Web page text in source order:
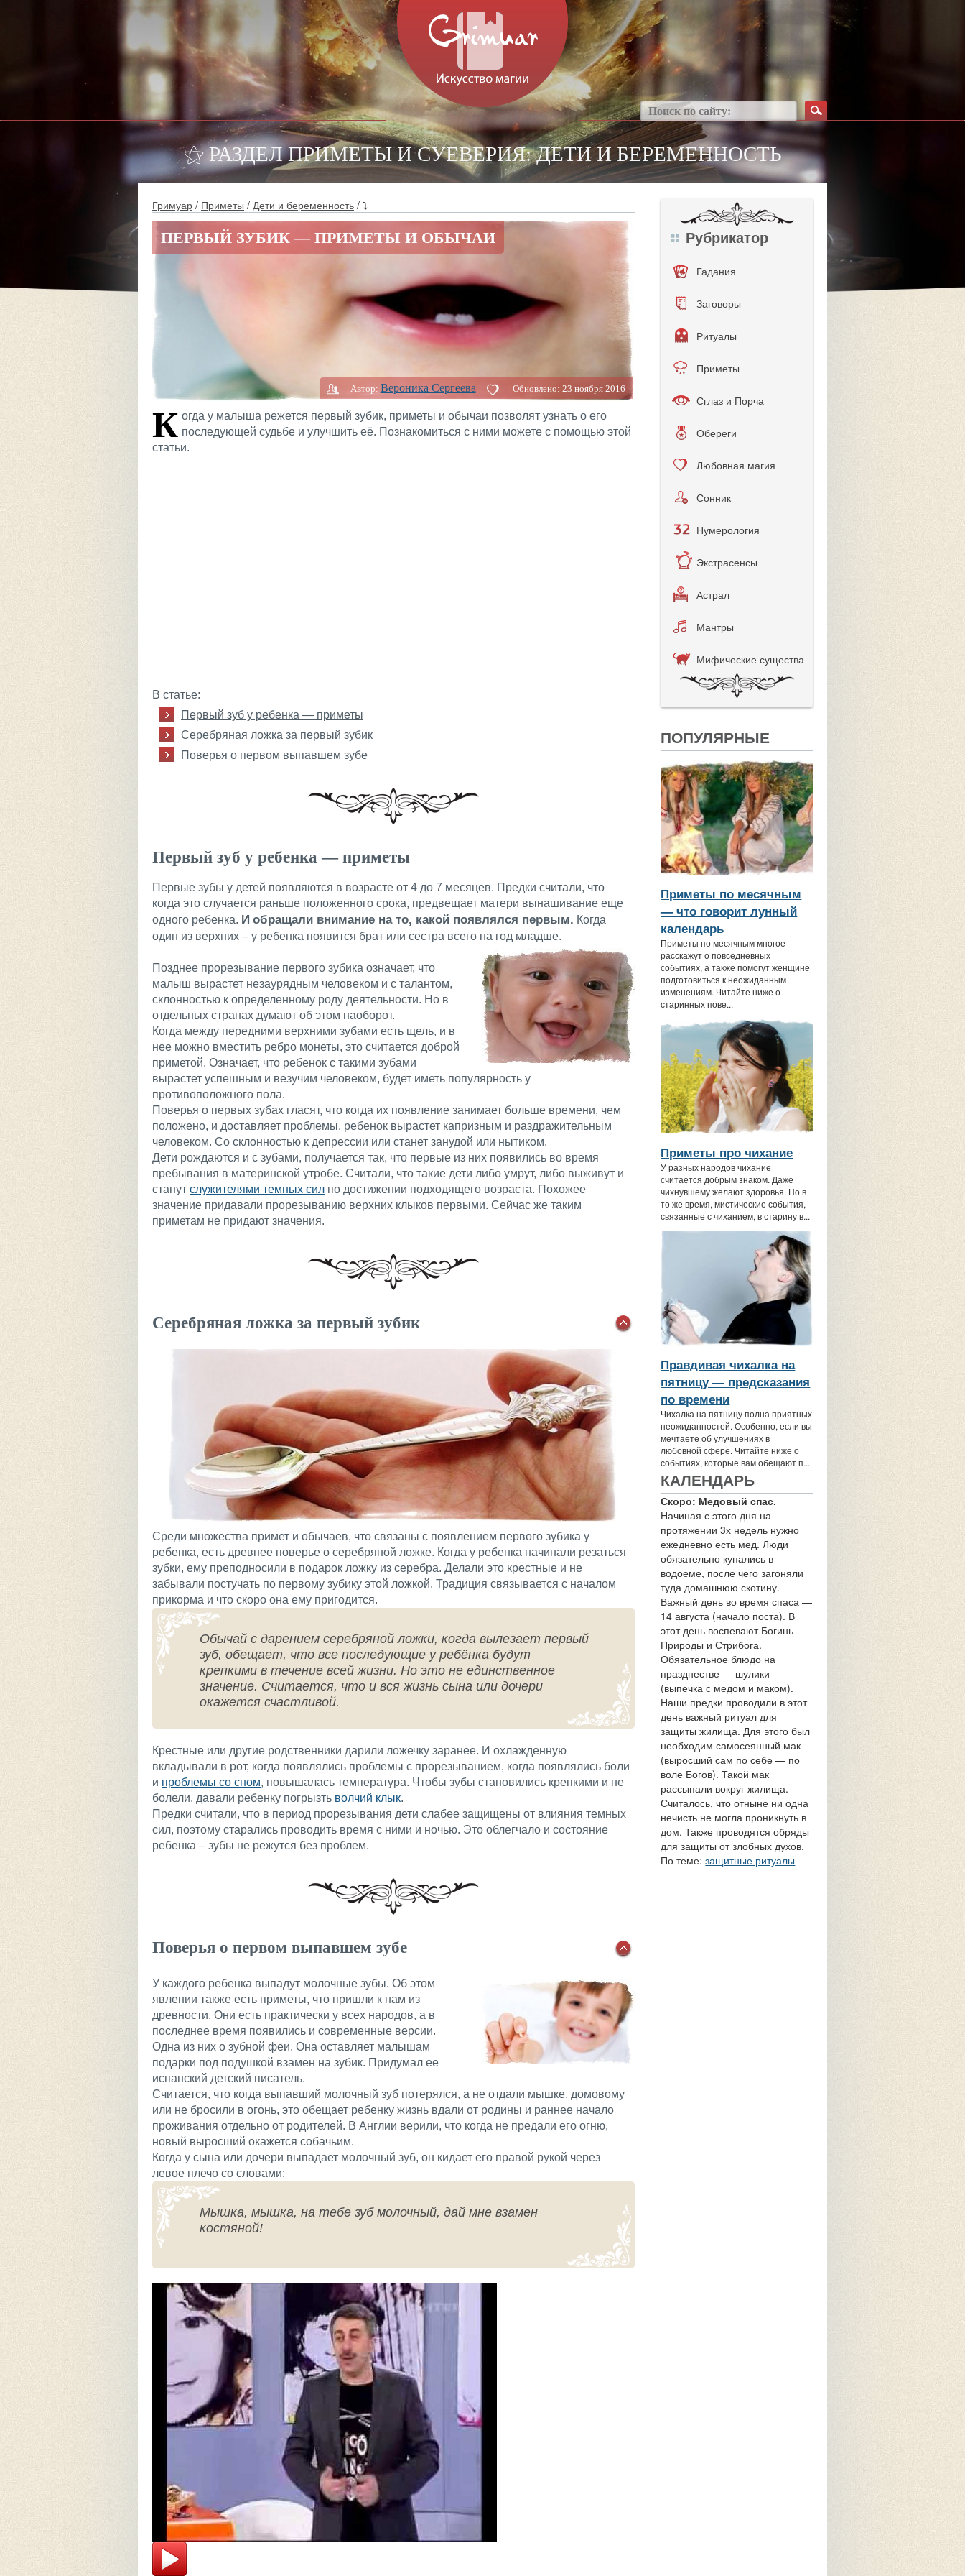
⚝ РАЗДЕЛ ПРИМЕТЫ И СУЕВЕРИЯ: ДЕТИ И БЕРЕМЕННОСТЬ
Гримуар / Приметы / Дети и беременность / ⤵
ПЕРВЫЙ ЗУБИК — ПРИМЕТЫ И ОБЫЧАИ
Автор: Вероника Сергеева Обновлено: 23 ноября 2016
К огда у малыша режется первый зубик, приметы и обычаи позволят узнать о его
последующей судьбе и улучшить её. Познакомиться с ними можете с помощью этой
статьи.
В статье:
Первый зуб у ребенка — приметы
Серебряная ложка за первый зубик
Поверья о первом выпавшем зубе
Первый зуб у ребенка — приметы
Первые зубы у детей появляются в возрасте от 4 до 7 месяцев. Предки считали, что
когда это случается раньше положенного срока, предвещает матери вынашивание еще
одного ребенка. И обращали внимание на то, какой появлялся первым. Когда
один из верхних – у ребенка появится брат или сестра всего на год младше.
Позднее прорезывание первого зубика означает, что
малыш вырастет незаурядным человеком и с талантом,
склонностью к определенному роду деятельности. Но в
отдельных странах думают об этом наоборот.
Когда между передними верхними зубами есть щель, и в
нее можно вместить ребро монеты, это считается доброй
приметой. Означает, что ребенок с такими зубами
вырастет успешным и везучим человеком, будет иметь популярность у
противоположного пола.
Поверья о первых зубах гласят, что когда их появление занимает больше времени, чем
положено, и доставляет проблемы, ребенок вырастет капризным и раздражительным
человеком. Со склонностью к депрессии или станет занудой или нытиком.
Дети рождаются и с зубами, получается так, что первые из них появились во время
пребывания в материнской утробе. Считали, что такие дети либо умрут, либо выживут и
станут служителями темных сил по достижении подходящего возраста. Похожее
значение придавали прорезыванию верхних клыков первыми. Сейчас же таким
приметам не придают значения.
Серебряная ложка за первый зубик
Среди множества примет и обычаев, что связаны с появлением первого зубика у
ребенка, есть древнее поверье о серебряной ложке. Когда у ребенка начинали резаться
зубки, ему преподносили в подарок ложку из серебра. Делали это крестные и не
забывали постучать по первому зубику этой ложкой. Традиция связывается с началом
прикорма и что скоро она ему пригодится.
Обычай с дарением серебряной ложки, когда вылезает первый
зуб, обещает, что все последующие у ребёнка будут
крепкими в течение всей жизни. Но это не единственное
значение. Считается, что и вся жизнь сына или дочери
окажется счастливой.
Крестные или другие родственники дарили ложечку заранее. И охлажденную
вкладывали в рот, когда появлялись проблемы с прорезыванием, когда появлялись боли
и проблемы со сном, повышалась температура. Чтобы зубы становились крепкими и не
болели, давали ребенку погрызть волчий клык.
Предки считали, что в период прорезывания дети слабее защищены от влияния темных
сил, поэтому старались проводить время с ними и ночью. Это облегчало и состояние
ребенка – зубы не режутся без проблем.
Поверья о первом выпавшем зубе
У каждого ребенка выпадут молочные зубы. Об этом
явлении также есть приметы, что пришли к нам из
древности. Они есть практически у всех народов, а в
последнее время появились и современные версии.
Одна из них о зубной феи. Она оставляет малышам
подарки под подушкой взамен на зубик. Придумал ее
испанский детский писатель.
Считается, что когда выпавший молочный зуб потерялся, а не отдали мышке, домовому
или не бросили в огонь, это обещает ребенку жизнь вдали от родины и раннее начало
проживания отдельно от родителей. В Англии верили, что когда не предали его огню,
новый выросший окажется собачьим.
Когда у сына или дочери выпадает молочный зуб, он кидает его правой рукой через
левое плечо со словами:
Мышка, мышка, на тебе зуб молочный, дай мне взамен
костяной!
Рубрикатор
Гадания
Заговоры
Ритуалы
Приметы
Сглаз и Порча
Обереги
Любовная магия
Сонник
Нумерология
Экстрасенсы
Астрал
Мантры
Мифические существа
ПОПУЛЯРНЫЕ
Приметы по месячным
— что говорит лунный
календарь
Приметы по месячным многое
расскажут о повседневных
событиях, а также помогут женщине
подготовиться к неожиданным
изменениям. Читайте ниже о
старинных пове...
Приметы про чихание
У разных народов чихание
считается добрым знаком. Даже
чихнувшему желают здоровья. Но в
то же время, мистические события,
связанные с чиханием, в старину в...
Правдивая чихалка на
пятницу — предсказания
по времени
Чихалка на пятницу полна приятных
неожиданностей. Особенно, если вы
мечтаете об улучшениях в
любовной сфере. Читайте ниже о
событиях, которые вам обещают п...
КАЛЕНДАРЬ
Скоро: Медовый спас.
Начиная с этого дня на
протяжении 3х недель нужно
ежедневно есть мед. Люди
обязательно купались в
водоеме, после чего загоняли
туда домашнюю скотину.
Важный день во время спаса —
14 августа (начало поста). В
этот день воспевают Богинь
Природы и Стрибога.
Обязательное блюдо на
празднестве — шулики
(выпечка с медом и маком).
Наши предки проводили в этот
день важный ритуал для
защиты жилища. Для этого был
необходим самосеянный мак
(выросший сам по себе — по
воле Богов). Такой мак
рассыпали вокруг жилища.
Считалось, что отныне ни одна
нечисть не могла проникнуть в
дом. Также проводятся обряды
для защиты от злобных духов.
По теме:защитные ритуалы